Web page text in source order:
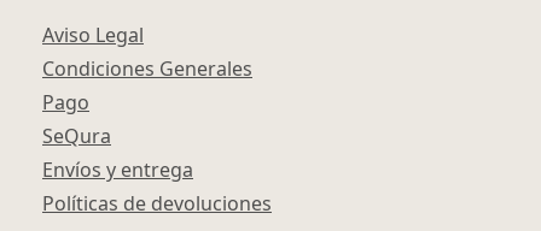
Aviso Legal
Condiciones Generales
Pago
SeQura
Envíos y entrega
Políticas de devoluciones